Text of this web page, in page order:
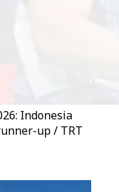
Indonesia
up / TRT